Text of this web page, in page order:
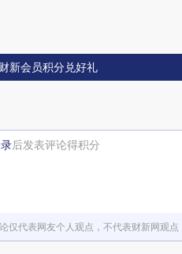
财新会员积分兑好礼
后发表评论得积分
仅代表网友个人观点，不代表财新网观点